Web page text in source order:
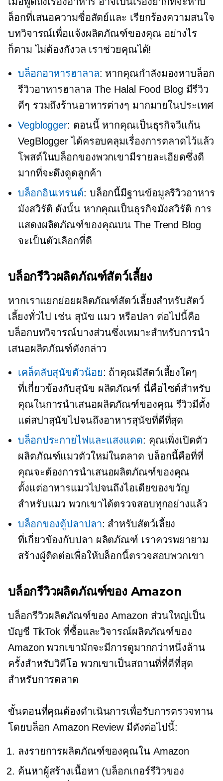
ล็อกที่เสนอความซื่อสัตย์และ เรียกร้องความสนใจ
บทวิจารณ์เพื่อแจ้งผลิตภัณฑ์ของคุณ อย่างไร
ก็ตาม ไม่ต้องกังวล เราช่วยคุณได้!
บล็อกอาหารฮาลาล: หากคุณกำลังมองหาบล็อก
รีวิวอาหารฮาลาล The Halal Food Blog มีรีวิว
ดีๆ รวมถึงร้านอาหารต่างๆ มากมายในประเทศ
Vegblogger: ตอนนี้ หากคุณเป็นธุรกิจวีแก้น
VegBlogger ได้ครอบคลุมเรื่องการตลาดไว้แล้ว
โพสต์ในบล็อกของพวกเขามีรายละเอียดซึ่งดี
มากที่จะดึงดูดลูกค้า
บล็อกอินเทรนด์: บล็อกนี้มีฐานข้อมูลรีวิวอาหาร
มังสวิรัติ ดังนั้น หากคุณเป็นธุรกิจมังสวิรัติ การ
แสดงผลิตภัณฑ์ของคุณบน The Trend Blog
จะเป็นตัวเลือกที่ดี
บล็อกรีวิวผลิตภัณฑ์สัตว์เลี้ยง
หากเราแยกย่อยผลิตภัณฑ์สัตว์เลี้ยงสำหรับสัตว์
เลี้ยงทั่วไป เช่น สุนัข แมว หรือปลา ต่อไปนี้คือ
บล็อกบทวิจารณ์บางส่วนซึ่งเหมาะสำหรับการนำ
เสนอผลิตภัณฑ์ดังกล่าว
เคล็ดลับสุนัขตัวน้อย: ถ้าคุณมีสัตว์เลี้ยงใดๆ
ที่เกี่ยวข้องกับสุนัข ผลิตภัณฑ์ นี่คือไซต์สำหรับ
คุณในการนำเสนอผลิตภัณฑ์ของคุณ รีวิวมีตั้ง
แต่สปาสุนัขไปจนถึงอาหารสุนัขที่ดีที่สุด
บล็อกประกายไฟและแสงแดด: คุณเพิ่งเปิดตัว
ผลิตภัณฑ์แมวตัวใหม่ในตลาด บล็อกนี้คือที่ที่
คุณจะต้องการนำเสนอผลิตภัณฑ์ของคุณ
ตั้งแต่อาหารแมวไปจนถึงไอเดียของขวัญ
สำหรับแมว พวกเขาได้ตรวจสอบทุกอย่างแล้ว
บล็อกของตู้ปลาปลา: สำหรับสัตว์เลี้ยง
ที่เกี่ยวข้องกับปลา ผลิตภัณฑ์ เราควรพยายาม
สร้างผู้ติดต่อเพื่อให้บล็อกนี้ตรวจสอบพวกเขา
บล็อกรีวิวผลิตภัณฑ์ของ Amazon
บล็อกรีวิวผลิตภัณฑ์ของ Amazon ส่วนใหญ่เป็น
บัญชี TikTok ที่ซื้อและวิจารณ์ผลิตภัณฑ์ของ
Amazon พวกเขามักจะมีการดูมากกว่าหนึ่งล้าน
ครั้งสำหรับวิดีโอ พวกเขาเป็นสถานที่ที่ดีที่สุด
สำหรับการตลาด
ขั้นตอนที่คุณต้องดำเนินการเพื่อรับการตรวจทาน
โดยบล็อก Amazon Review มีดังต่อไปนี้:
ลงรายการผลิตภัณฑ์ของคุณใน Amazon
ค้นหาผู้สร้างเนื้อหา (บล็อกเกอร์รีวิวของ